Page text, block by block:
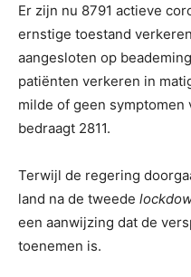
Er zijn nu 8791 actieve
ernstige toestand
aangesloten op
patiënten verkeren in
milde of geen
bedraagt 2811.
Terwijl de regering
land na de tweede
een aanwijzing dat de
toenemen is.